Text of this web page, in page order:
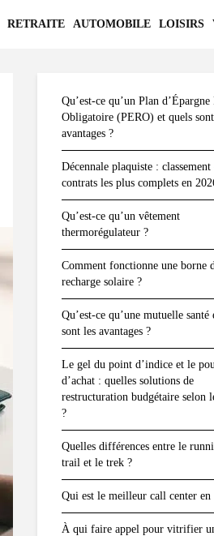
RETRAITE AUTOMOBILE LOISIRS
Qu’est-ce qu’un Plan d’Épargne
Obligatoire (PERO) et quels
avantages ?
Décennale plaquiste : classement
contrats les plus complets en
Qu’est-ce qu’un vêtement
thermorégulateur ?
Comment fonctionne une borne
recharge solaire ?
Qu’est-ce qu’une mutuelle santé
sont les avantages ?
Le gel du point d’indice et le
d’achat : quelles solutions de
restructuration budgétaire selon
?
Quelles différences entre le
trail et le trek ?
Qui est le meilleur call center en
À qui faire appel pour vitrifier